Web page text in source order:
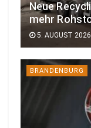
Neue
mehr
5. AUGUST 2026
BRANDENBURG